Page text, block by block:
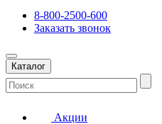
8-800-2500-600
Заказать звонок
Каталог
Акции